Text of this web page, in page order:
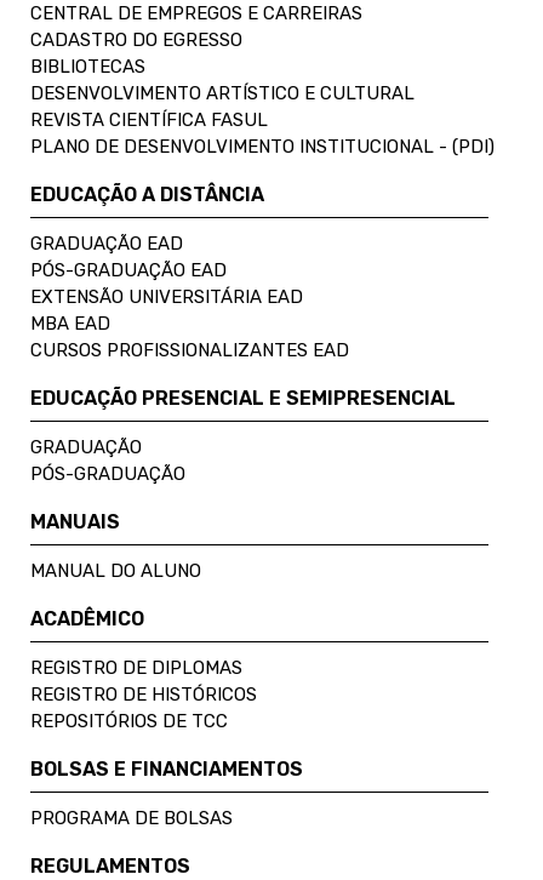
CENTRAL DE EMPREGOS E CARREIRAS
CADASTRO DO EGRESSO
BIBLIOTECAS
DESENVOLVIMENTO ARTÍSTICO E CULTURAL
REVISTA CIENTÍFICA FASUL
PLANO DE DESENVOLVIMENTO INSTITUCIONAL - (PDI)
EDUCAÇÃO A DISTÂNCIA
GRADUAÇÃO EAD
PÓS-GRADUAÇÃO EAD
EXTENSÃO UNIVERSITÁRIA EAD
MBA EAD
CURSOS PROFISSIONALIZANTES EAD
EDUCAÇÃO PRESENCIAL E SEMIPRESENCIAL
GRADUAÇÃO
PÓS-GRADUAÇÃO
MANUAIS
MANUAL DO ALUNO
ACADÊMICO
REGISTRO DE DIPLOMAS
REGISTRO DE HISTÓRICOS
REPOSITÓRIOS DE TCC
BOLSAS E FINANCIAMENTOS
PROGRAMA DE BOLSAS
REGULAMENTOS